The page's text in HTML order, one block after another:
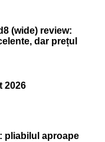
(wide) review:
dar prețul
2026
pliabilul aproape